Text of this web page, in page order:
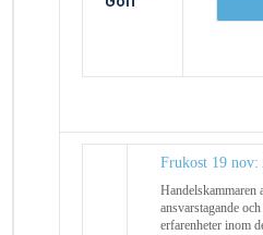
Frukost 19 nov:
ansvarstagande
erfarenheter inom